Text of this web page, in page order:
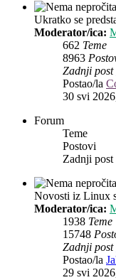
Ukratko se
Moderator/ica:
662 Teme
8963
Zadnji post
Postao/la
30 svi
Forum
Teme
Postovi
Zadnji post
Novosti iz Linux
Moderator/ica:
1938 Teme
15748
Zadnji post
Postao/la
29 svi